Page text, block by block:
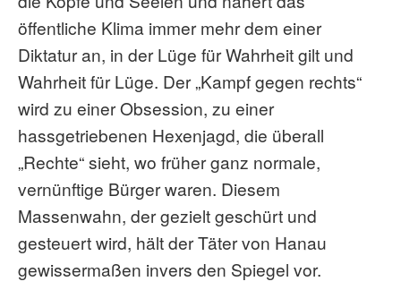
öffentliche Klima immer mehr dem einer
Diktatur an, in der Lüge für Wahrheit gilt und
Wahrheit für Lüge. Der „Kampf gegen rechts“
wird zu einer Obsession, zu einer
hassgetriebenen Hexenjagd, die überall
„Rechte“ sieht, wo früher ganz normale,
vernünftige Bürger waren. Diesem
Massenwahn, der gezielt geschürt und
gesteuert wird, hält der Täter von Hanau
gewissermaßen invers den Spiegel vor.